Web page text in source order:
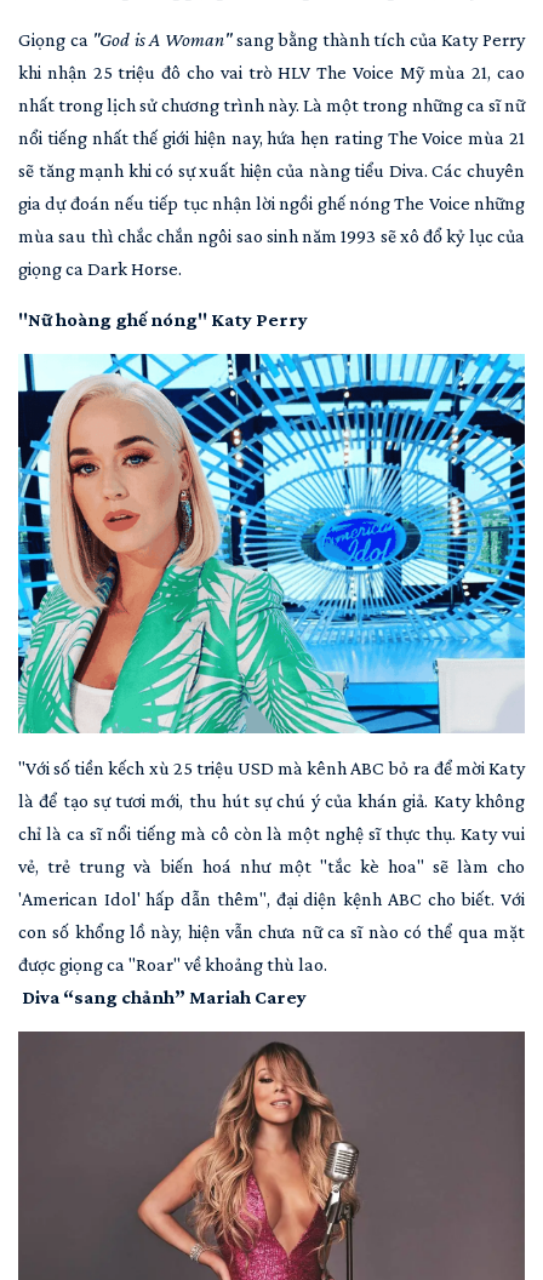
Giọng ca "God is A Woman"sang bằng thành tích của Katy Perry
khi nhận 25 triệu đô cho vai trò HLV The Voice Mỹ mùa 21, cao
nhất trong lịch sử chương trình này. Là một trong những ca sĩ nữ
nổi tiếng nhất thế giới hiện nay, hứa hẹn rating The Voice mùa 21
sẽ tăng mạnh khi có sự xuất hiện của nàng tiểu Diva. Các chuyên
gia dự đoán nếu tiếp tục nhận lời ngồi ghế nóng The Voice những
mùa sau thì chắc chắn ngôi sao sinh năm 1993 sẽ xô đổ kỷ lục của
giọng ca Dark Horse.
"Nữ hoàng ghế nóng" Katy Perry
"Với số tiền kếch xù 25 triệu USD mà kênh ABC bỏ ra để mời Katy
là để tạo sự tươi mới, thu hút sự chú ý của khán giả. Katy không
chỉ là ca sĩ nổi tiếng mà cô còn là một nghệ sĩ thực thụ. Katy vui
vẻ, trẻ trung và biến hoá như một "tắc kè hoa" sẽ làm cho
'American Idol' hấp dẫn thêm", đại diện kệnh ABC cho biết. Với
con số khổng lồ này, hiện vẫn chưa nữ ca sĩ nào có thể qua mặt
được giọng ca "Roar" về khoảng thù lao.
Diva “sang chảnh” Mariah Carey